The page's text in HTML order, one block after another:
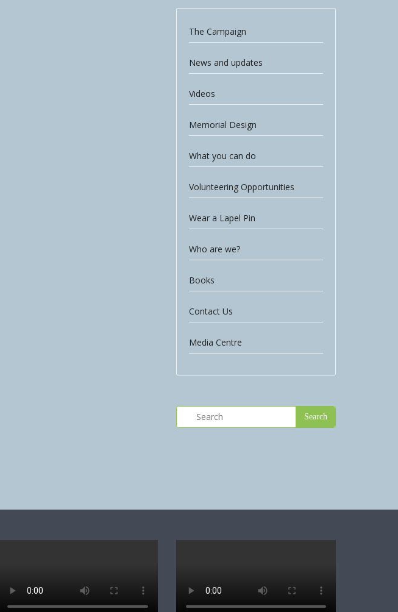
The Campaign
News and updates
Videos
Memorial Design
What you can do
Volunteering Opportunities
Wear a Lapel Pin
Who are we?
Books
Contact Us
Media Centre